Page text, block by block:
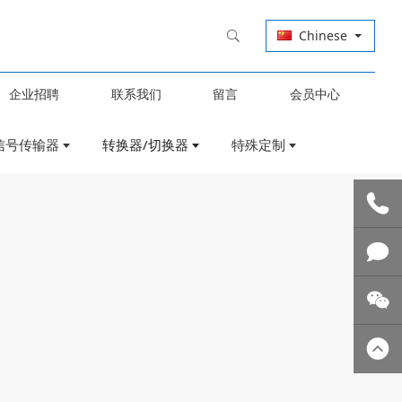
Chinese
企业招聘 联系我们 留言 会员中心
号传输器 转换器/切换器 特殊定制
联系我
技术支
关注微